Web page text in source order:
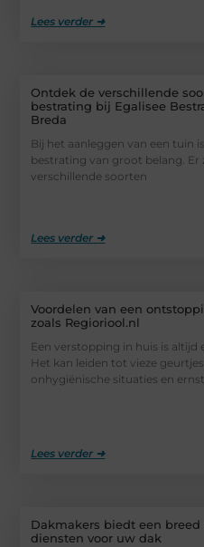
Lees verder ➜
Ontdek de verschillende
bestrating bij Egalisee
Breda
Bij het aanleggen van een tuin
bestrating van groot belang. Er
verschillende soorten
Lees verder ➜
Voordelen van een
zoals Regioriool.nl
Een verstopping in huis is altijd
Het kan leiden tot vieze geurtjes,
onhygiënische situaties en
Lees verder ➜
Dakmakers biedt een breed
diensten voor uw dak